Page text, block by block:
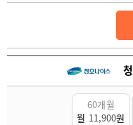
60개월
월 11,900원